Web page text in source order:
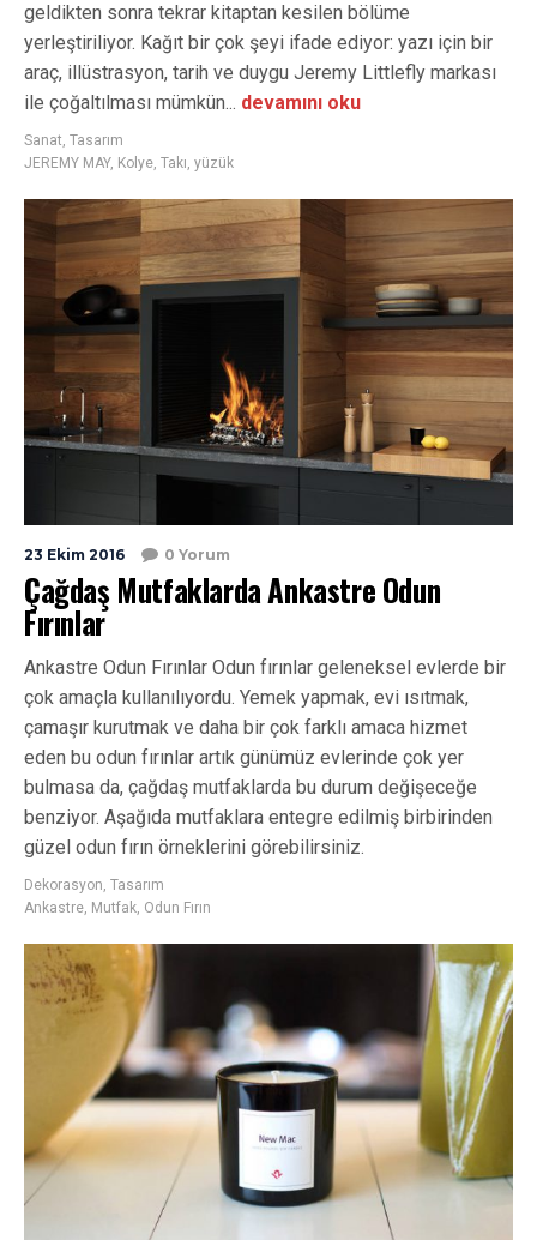
geldikten sonra tekrar kitaptan kesilen bölüme
yerleştiriliyor. Kağıt bir çok şeyi ifade ediyor: yazı için bir
araç, illüstrasyon, tarih ve duygu Jeremy Littlefly markası
ile çoğaltılması mümkün... devamını oku
Sanat, Tasarım
JEREMY MAY, Kolye, Takı, yüzük
23 Ekim 2016 0 Yorum
Çağdaş Mutfaklarda Ankastre Odun
Fırınlar
Ankastre Odun Fırınlar Odun fırınlar geleneksel evlerde bir
çok amaçla kullanılıyordu. Yemek yapmak, evi ısıtmak,
çamaşır kurutmak ve daha bir çok farklı amaca hizmet
eden bu odun fırınlar artık günümüz evlerinde çok yer
bulmasa da, çağdaş mutfaklarda bu durum değişeceğe
benziyor. Aşağıda mutfaklara entegre edilmiş birbirinden
güzel odun fırın örneklerini görebilirsiniz.
Dekorasyon, Tasarım
Ankastre, Mutfak, Odun Fırın